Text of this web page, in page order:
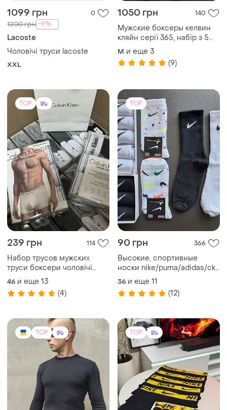
1099 грн 0
1200 грн -9%
Lacoste
Чоловічі труси lacoste
XXL
1050 грн 140
Мужские боксеры келвин
кляйн серії 365, набір з 5
шт.
M и еще 3
(9)
TOP
239 грн 114
Набор трусов мужских
труси боксери чоловічі
кельвін кляйн calvin klein
плавки чолові чорні
46 и еще 13
(4)
TOP
90 грн 366
Высокие, спортивные
носки nike/puma/adidas/ck
- 1 пара
36 и еще 11
(12)
TOP TOP